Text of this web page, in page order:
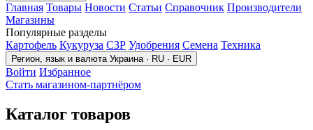
Главная Товары Новости Статьи Справочник Производители
Магазины
Популярные разделы
Картофель Кукуруза СЗР Удобрения Семена Техника
Регион, язык и валюта Украина · RU · EUR
Войти Избранное
Стать магазином-партнёром
Каталог товаров